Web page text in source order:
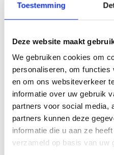
Toestemming
Deze website maakt
We gebruiken cookies om
personaliseren, om
en om ons websiteverkeer
informatie over uw gebruik
partners voor social media,
partners kunnen deze
informatie die u aan ze
verzameld op basis van uw
Commercial Director, » said
« We are confident he will
helping our company
Rogier Dedert: « I am
and use my knowledge and
achieve its commercial